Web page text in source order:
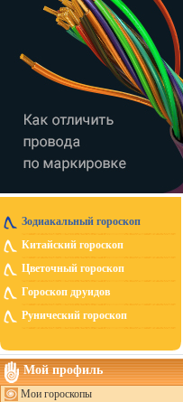
Зодиакальный гороскоп
Китайский гороскоп
Цветочный гороскоп
Гороскоп друидов
Рунический гороскоп
Мой профиль
Мои гороскопы